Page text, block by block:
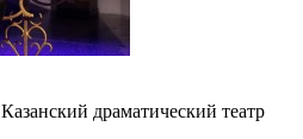
Казанский драматический театр